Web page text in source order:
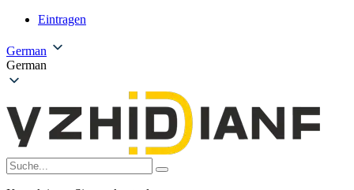
Eintragen
German
German